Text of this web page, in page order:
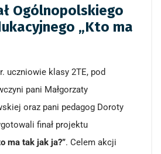
Ogólnopolskiego
„Kto ma
uczniowie klasy 2TE, pod
pani Małgorzaty
oraz pani pedagog Doroty
finał projektu
ma tak jak ja?”. Celem akcji